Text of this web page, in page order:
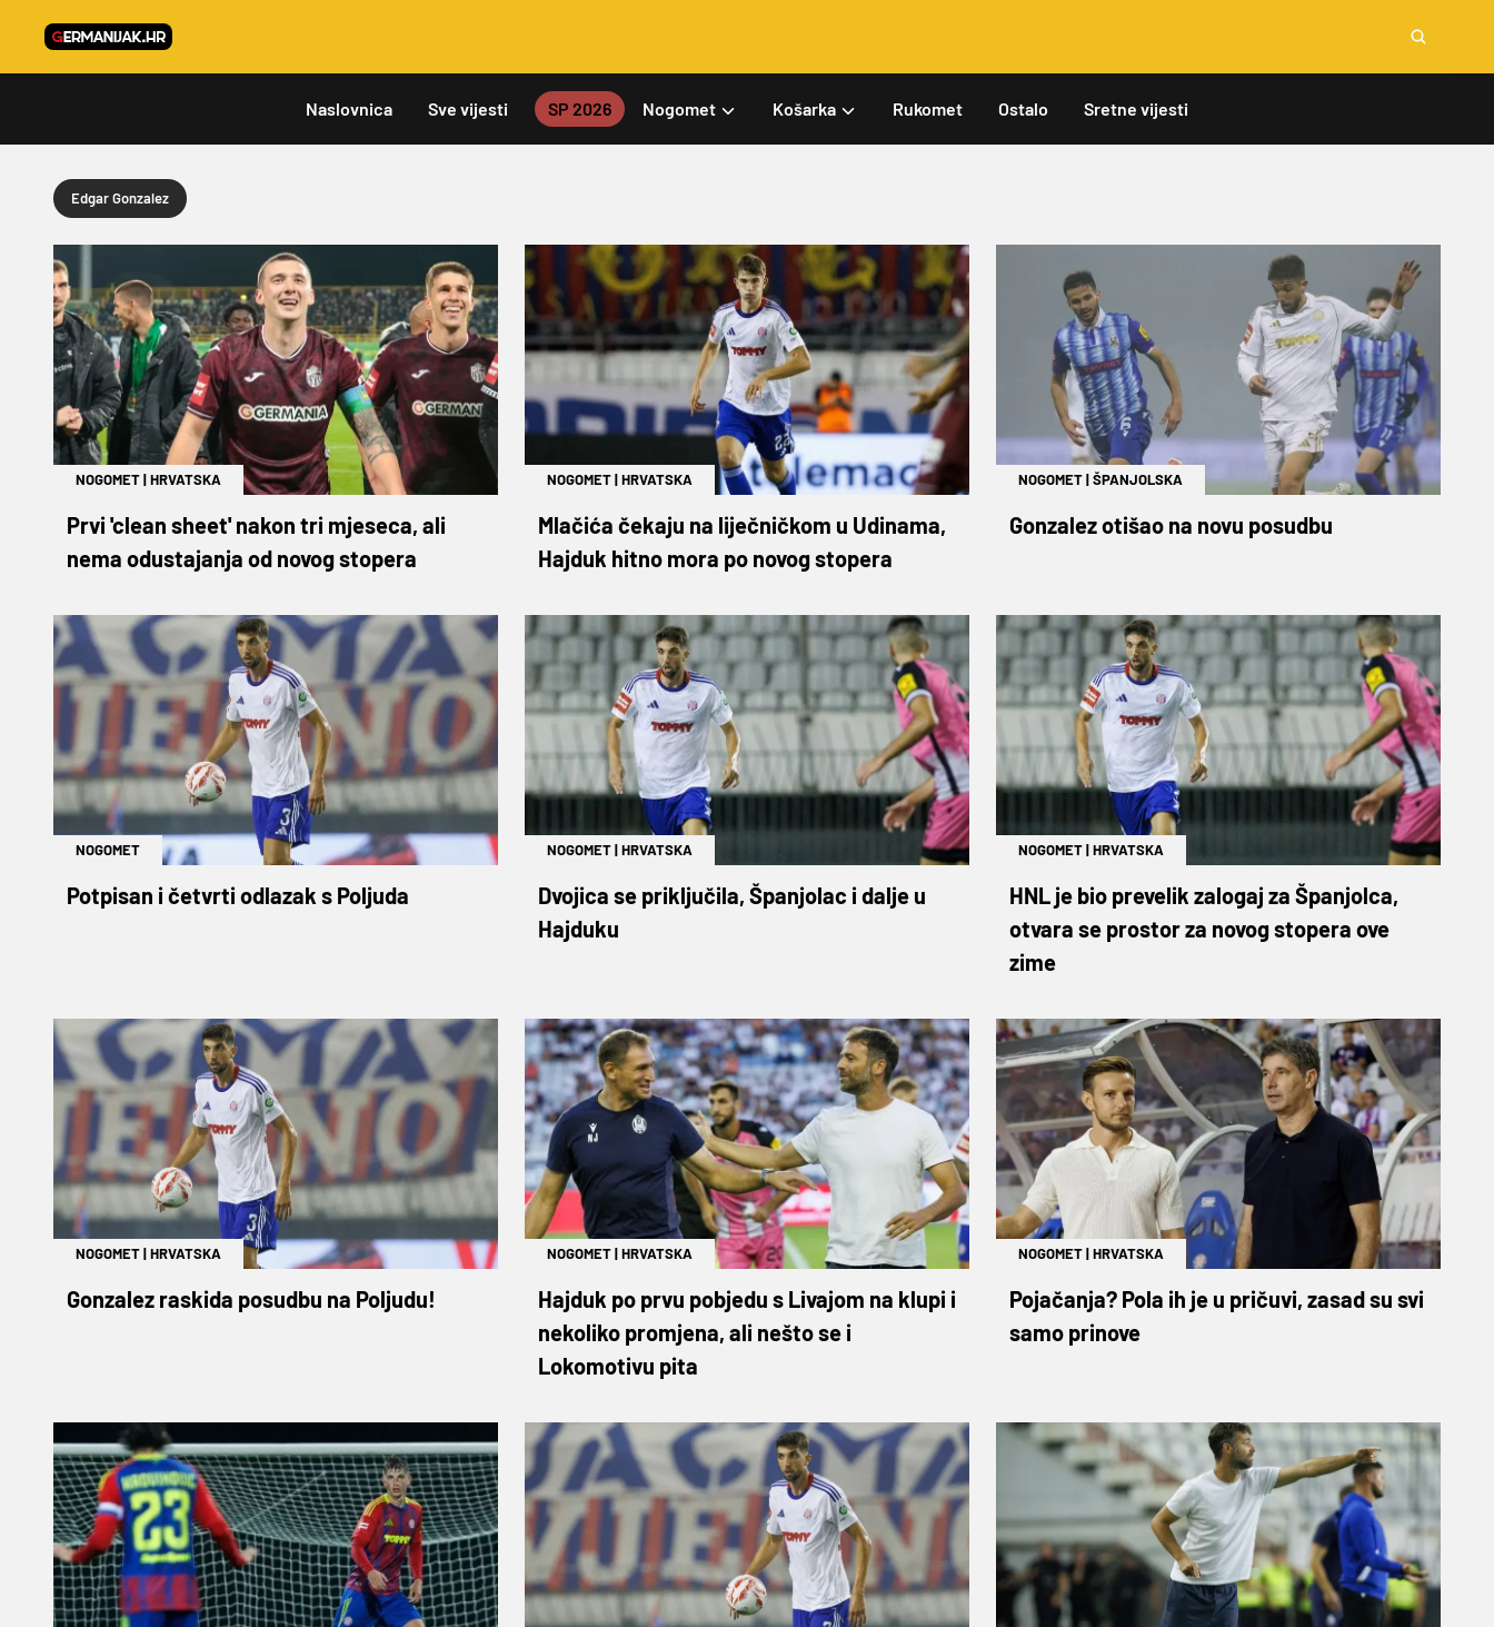
Naslovnica Sve vijesti SP 2026 Nogomet Košarka Rukomet Ostalo Sretne vijesti
Edgar Gonzalez
NOGOMET|HRVATSKA
Prvi 'clean sheet' nakon tri mjeseca, ali
nema odustajanja od novog stopera
NOGOMET|HRVATSKA
Mlačića čekaju na liječničkom u Udinama,
Hajduk hitno mora po novog stopera
NOGOMET|ŠPANJOLSKA
Gonzalez otišao na novu posudbu
NOGOMET
Potpisan i četvrti odlazak s Poljuda
NOGOMET|HRVATSKA
Dvojica se priključila, Španjolac i dalje u
Hajduku
NOGOMET|HRVATSKA
HNL je bio prevelik zalogaj za Španjolca,
otvara se prostor za novog stopera ove
zime
NOGOMET|HRVATSKA
Gonzalez raskida posudbu na Poljudu!
NOGOMET|HRVATSKA
Hajduk po prvu pobjedu s Livajom na klupi i
nekoliko promjena, ali nešto se i
Lokomotivu pita
NOGOMET|HRVATSKA
Pojačanja? Pola ih je u pričuvi, zasad su svi
samo prinove